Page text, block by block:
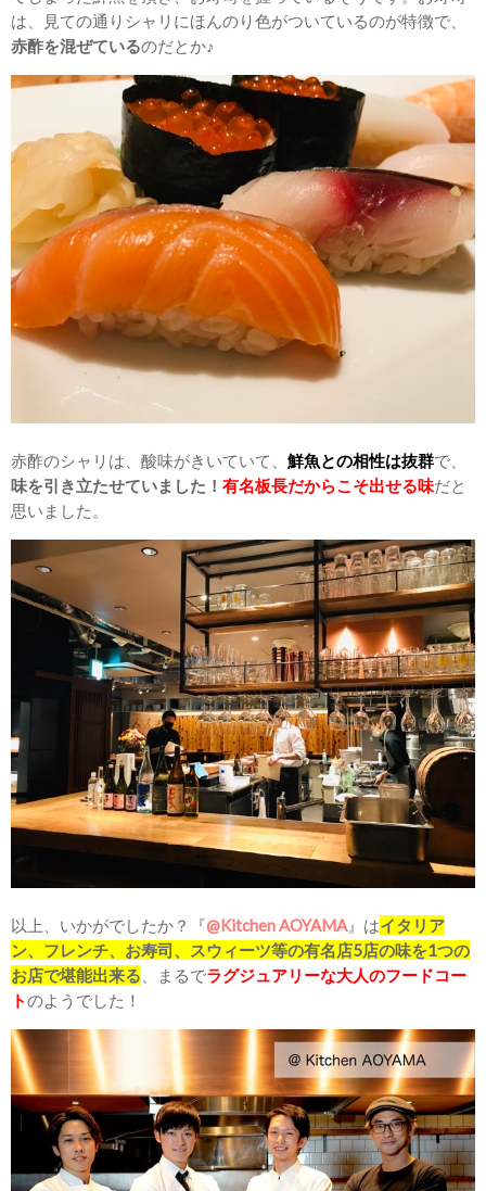
は、見ての通りシャリにほんのり色がついているのが特徴で、
赤酢を混ぜているのだとか♪
赤酢のシャリは、酸味がきいていて、 鮮魚との相性は抜群で、
味を引き立たせていました！ 有名板長だからこそ出せる味だと
思いました。
以上、いかがでしたか？『@Kitchen AOYAMA』はイタリア
ン、フレンチ、お寿司、スウィーツ等の有名店5店の味を1つの
お店で堪能出来る 、まるでラグジュアリーな大人のフードコー
トのようでした！